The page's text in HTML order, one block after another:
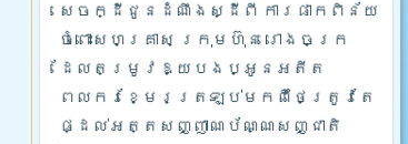
សេចក្ដីជូនដំណឹងស្ដីពី ការផាកពិន័យ
ចំពោះសហគ្រាស ក្រុមហ៊ុន រោងចក្រ
ដែលតម្រូវឱ្យបងប្អូនអតីត
ពលករខ្មែរត្រឡប់មកពីថៃត្រូវតែ
ផ្ដល់អត្តសញ្ញាណប័ណ្ណសញ្ជាតិ